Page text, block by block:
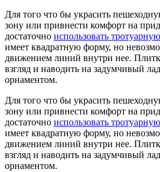
Для того что бы украсить
зону или привнести комфорт на
достаточно использовать
имеет квадратную форму, но
движением линий внутри нее.
взгляд и наводить на задумчивый
орнаментом.
Для того что бы украсить
зону или привнести комфорт на
достаточно использовать
имеет квадратную форму, но
движением линий внутри нее.
взгляд и наводить на задумчивый
орнаментом.